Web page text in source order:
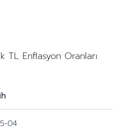
TL Enflasyon Oranları
04